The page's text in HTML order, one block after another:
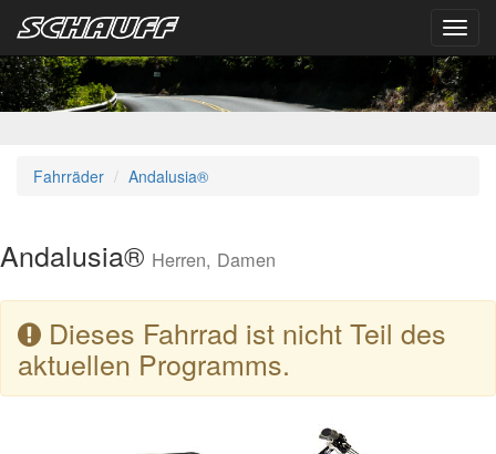
Fahrräder Andalusia®
Andalusia® Herren, Damen
Dieses Fahrrad ist nicht Teil des
aktuellen Programms.